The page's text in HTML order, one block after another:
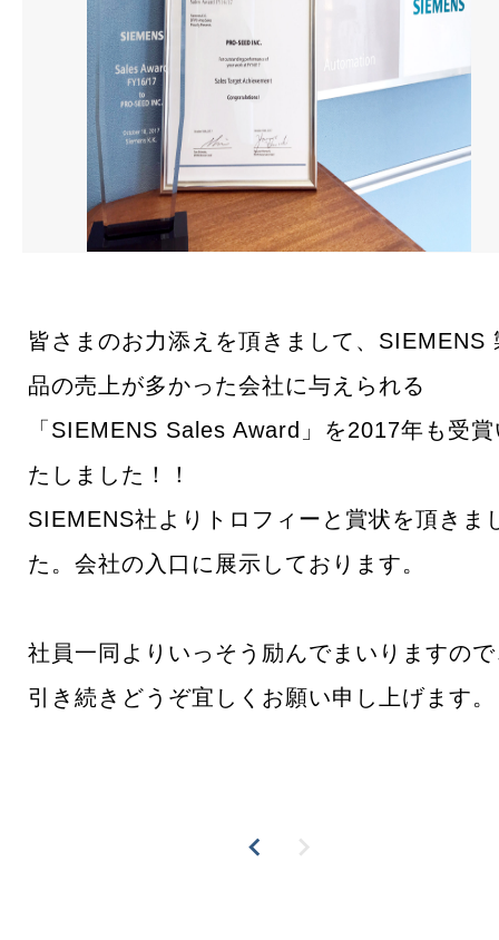
ロボット教室・プログラミング教室
採用情報
皆さまのお力添えを頂きまして、SIEMENS
品の売上が多かった会社に与えられる
「SIEMENS Sales Award」を2017年も受
たしました！！
SIEMENS社よりトロフィーと賞状を頂きま
た。会社の入口に展示しております。
社員一同よりいっそう励んでまいりますの
引き続きどうぞ宜しくお願い申し上げます。